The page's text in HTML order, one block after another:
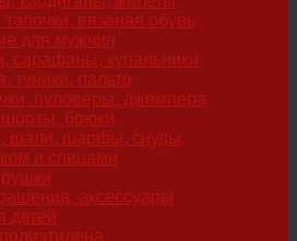
тапочки, вязаная обувь
для мужчин
сарафаны, купальники
туники, пальто
пуловеры, джемпера
брюки
шали, шарфы, снуды
и спицами
аксессуары
детей